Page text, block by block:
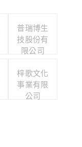
普瑞博生
技股份有
限公司
梓歌文化
事業有限
公司